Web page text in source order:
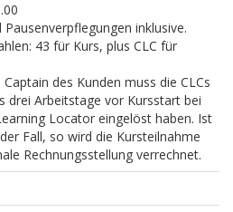
Pausenverpflegungen inklusive.
43 für Kurs, plus CLC für
des Kunden muss die CLCs
drei Arbeitstage vor Kursstart bei
Locator eingelöst haben. Ist
Fall, so wird die Kursteilnahme
Rechnungsstellung verrechnet.